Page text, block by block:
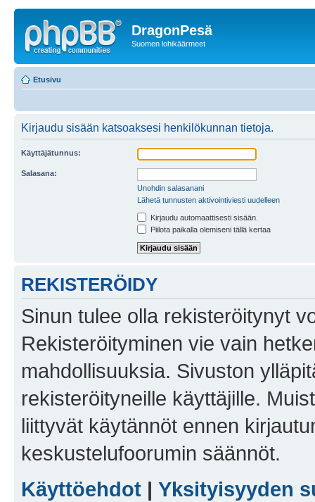
DragonPesä
Suomen lohikäärmeet
Etusivu
Kirjaudu sisään katsoaksesi henkilökunnan tietoja.
Käyttäjätunnus:
Salasana:
Unohdin salasanani
Lähetä tunnusten aktivointiviesti uudelleen
Kirjaudu automaattisesti sisään.
Piilota paikalla olemiseni tällä kertaa
REKISTERÖIDY
Sinun tulee olla rekisteröitynyt
Rekisteröityminen vie vain
mahdollisuuksia. Sivuston
rekisteröityneille käyttäjille.
liittyvät käytännöt ennen
keskustelufoorumin säännöt.
Käyttöehdot | Yksityisyyden